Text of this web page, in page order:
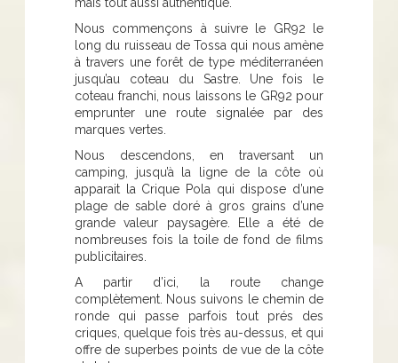
mais tout aussi authentique.
Nous commençons à suivre le GR92 le
long du ruisseau de Tossa qui nous amène
à travers une forêt de type méditerranéen
jusqu’au coteau du Sastre. Une fois le
coteau franchi, nous laissons le GR92 pour
emprunter une route signalée par des
marques vertes.
Nous descendons, en traversant un
camping, jusqu’à la ligne de la côte où
apparait la Crique Pola qui dispose d’une
plage de sable doré à gros grains d’une
grande valeur paysagère. Elle a été de
nombreuses fois la toile de fond de films
publicitaires.
A partir d’ici, la route change
complètement. Nous suivons le chemin de
ronde qui passe parfois tout prés des
criques, quelque fois très au-dessus, et qui
offre de superbes points de vue de la côte